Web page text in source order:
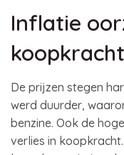
Inflatie
De prijzen stegen
werd duurder,
benzine. Ook de
verlies in